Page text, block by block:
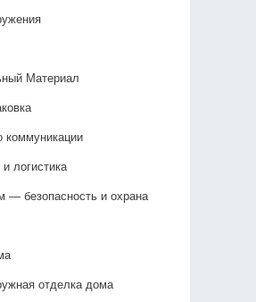
Материал
коммуникации
логистика
— безопасность и охрана
отделка дома